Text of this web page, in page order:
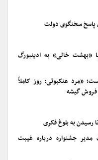
پاسخ سخنگوی دولت
«بهشت خالی» به ادینبورگ
«مرد عنکبوتی: روز کاملاً
فروش گیشه
رسیدن به بلوغ فکری
۲۰۲۶؛ توضیحات مدیر جشنواره درباره غیبت